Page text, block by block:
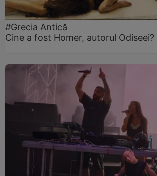
#Grecia Antică
Cine a fost Homer, autorul Odiseei?